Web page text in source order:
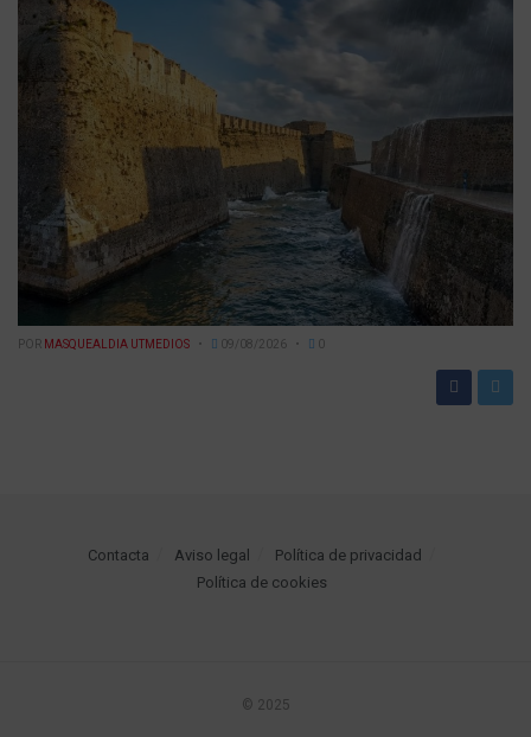
POR MASQUEALDIA UTMEDIOS 09/08/2026 0
Contacta Aviso legal
Política de privacidad
Política de cookies
© 2025